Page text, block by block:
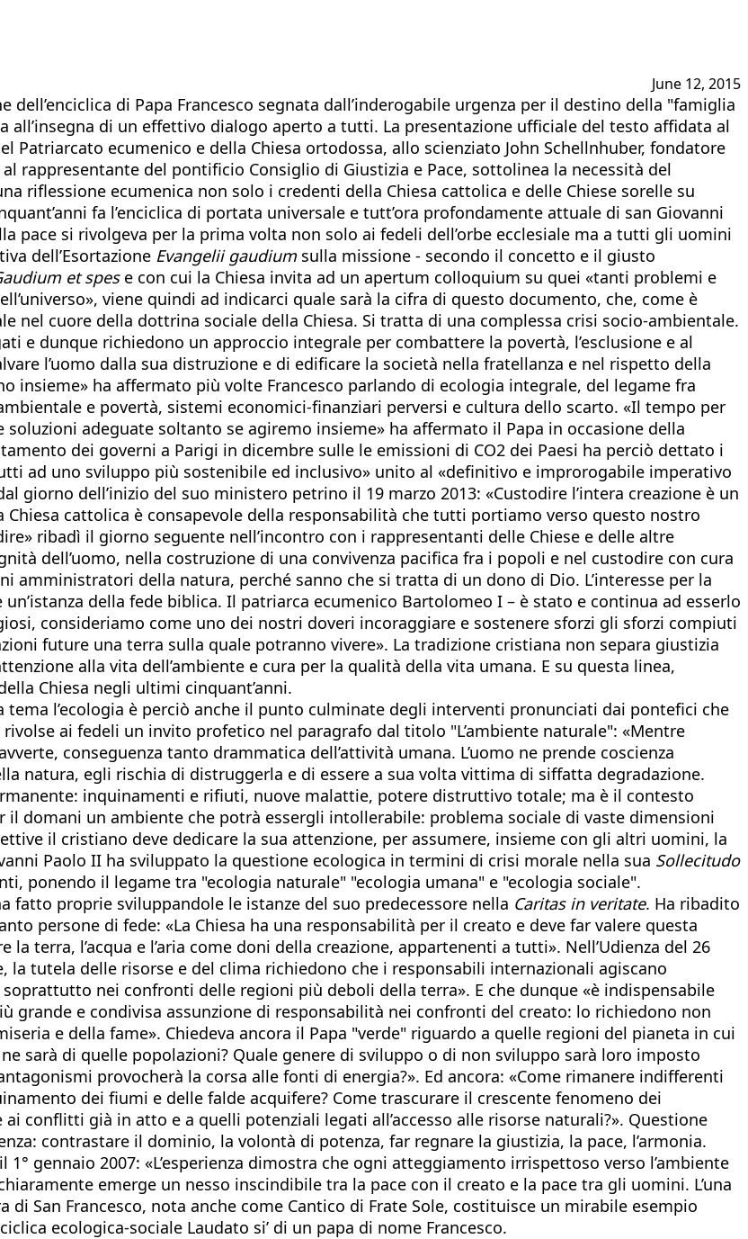
June 12, 2015
dell’enciclica di Papa Francesco segnata dall’inderogabile urgenza per il destino della "famiglia
di un effettivo dialogo aperto a tutti. La presentazione ufficiale del testo affidata al
Patriarcato ecumenico e della Chiesa ortodossa, allo scienziato John Schellnhuber, fondatore
rappresentante del pontificio Consiglio di Giustizia e Pace, sottolinea la necessità del
riflessione ecumenica non solo i credenti della Chiesa cattolica e delle Chiese sorelle su
fa l’enciclica di portata universale e tutt’ora profondamente attuale di san Giovanni
pace si rivolgeva per la prima volta non solo ai fedeli dell’orbe ecclesiale ma a tutti gli uomini
dell’Esortazione Evangelii gaudiumsulla missione - secondo il concetto e il giusto
et spese con cui la Chiesa invita ad un apertum colloquium su quei «tanti problemi e
viene quindi ad indicarci quale sarà la cifra di questo documento, che, come è
nel cuore della dottrina sociale della Chiesa. Si tratta di una complessa crisi socio-ambientale.
e dunque richiedono un approccio integrale per combattere la povertà, l’esclusione e al
l’uomo dalla sua distruzione e di edificare la società nella fratellanza e nel rispetto della
insieme» ha affermato più volte Francesco parlando di ecologia integrale, del legame fra
e povertà, sistemi economici-finanziari perversi e cultura dello scarto. «Il tempo per
adeguate soltanto se agiremo insieme» ha affermato il Papa in occasione della
dei governi a Parigi in dicembre sulle le emissioni di CO2 dei Paesi ha perciò dettato i
ad uno sviluppo più sostenibile ed inclusivo» unito al «definitivo e improrogabile imperativo
giorno dell’inizio del suo ministero petrino il 19 marzo 2013: «Custodire l’intera creazione è un
Chiesa cattolica è consapevole della responsabilità che tutti portiamo verso questo nostro
ribadì il giorno seguente nell’incontro con i rappresentanti delle Chiese e delle altre
dell’uomo, nella costruzione di una convivenza pacifica fra i popoli e nel custodire con cura
amministratori della natura, perché sanno che si tratta di un dono di Dio. L’interesse per la
della fede biblica. Il patriarca ecumenico Bartolomeo I – è stato e continua ad esserlo
consideriamo come uno dei nostri doveri incoraggiare e sostenere sforzi gli sforzi compiuti
future una terra sulla quale potranno vivere». La tradizione cristiana non separa giustizia
alla vita dell’ambiente e cura per la qualità della vita umana. E su questa linea,
Chiesa negli ultimi cinquant’anni.
l’ecologia è perciò anche il punto culminate degli interventi pronunciati dai pontefici che
ai fedeli un invito profetico nel paragrafo dal titolo "L’ambiente naturale": «Mentre
conseguenza tanto drammatica dell’attività umana. L’uomo ne prende coscienza
natura, egli rischia di distruggerla e di essere a sua volta vittima di siffatta degradazione.
inquinamenti e rifiuti, nuove malattie, potere distruttivo totale; ma è il contesto
il domani un ambiente che potrà essergli intollerabile: problema sociale di vaste dimensioni
il cristiano deve dedicare la sua attenzione, per assumere, insieme con gli altri uomini, la
Paolo II ha sviluppato la questione ecologica in termini di crisi morale nella sua Sollecitudo
ponendo il legame tra "ecologia naturale" "ecologia umana" e "ecologia sociale".
fatto proprie sviluppandole le istanze del suo predecessore nella Caritas in veritate. Ha ribadito
persone di fede: «La Chiesa ha una responsabilità per il creato e deve far valere questa
terra, l’acqua e l’aria come doni della creazione, appartenenti a tutti». Nell’Udienza del 26
la tutela delle risorse e del clima richiedono che i responsabili internazionali agiscano
nei confronti delle regioni più deboli della terra». E che dunque «è indispensabile
grande e condivisa assunzione di responsabilità nei confronti del creato: lo richiedono non
e della fame». Chiedeva ancora il Papa "verde" riguardo a quelle regioni del pianeta in cui
sarà di quelle popolazioni? Quale genere di sviluppo o di non sviluppo sarà loro imposto
provocherà la corsa alle fonti di energia?». Ed ancora: «Come rimanere indifferenti
dei fiumi e delle falde acquifere? Come trascurare il crescente fenomeno dei
conflitti già in atto e a quelli potenziali legati all’accesso alle risorse naturali?». Questione
contrastare il dominio, la volontà di potenza, far regnare la giustizia, la pace, l’armonia.
gennaio 2007: «L’esperienza dimostra che ogni atteggiamento irrispettoso verso l’ambiente
emerge un nesso inscindibile tra la pace con il creato e la pace tra gli uomini. L’una
di San Francesco, nota anche come Cantico di Frate Sole, costituisce un mirabile esempio
ecologica-sociale Laudato si’ di un papa di nome Francesco.